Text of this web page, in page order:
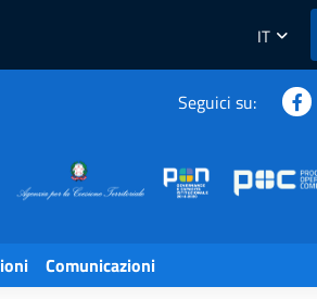
IT
Seguici su:
Comunicazioni